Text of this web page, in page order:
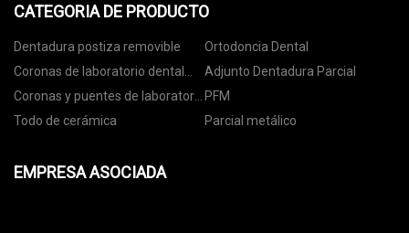
CATEGORIA DE PRODUCTO
Dentadura postiza removible
Ortodoncia Dental
Coronas de laboratorio dental
digitales
Adjunto Dentadura Parcial
Coronas y puentes de laboratorio
dental
PFM
Todo de cerámica
Parcial metálico
EMPRESA ASOCIADA